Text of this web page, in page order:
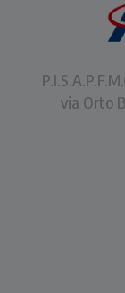
via Orto